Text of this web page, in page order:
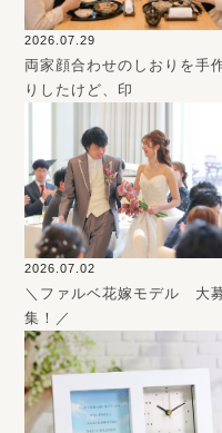
2026.07.29
両家顔合わせのしおりを手
りしたけど、印
2026.07.02
＼ファルベ花嫁モデル 大
集！／